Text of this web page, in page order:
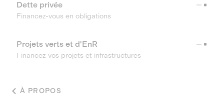
Dette privée
Financez-vous en obligations
Projets verts et d'EnR
Financez vos projets et infrastructures
À PROPOS